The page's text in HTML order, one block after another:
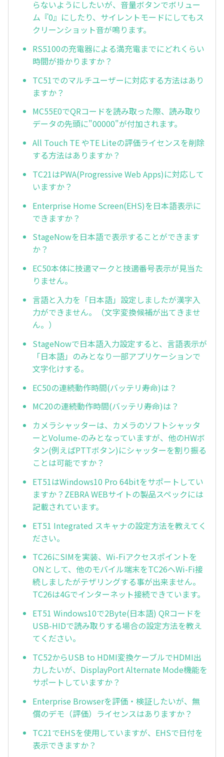
らないようにしたいが、音量ボタンでボリュー
ム『0』にしたり、サイレントモードにしてもス
クリーンショット音が鳴ります。
RS5100の充電器による満充電までにどれくらい
時間が掛かりますか？
TC51でのマルチユーザーに対応する方法はあり
ますか？
MC55E0でQRコードを読み取った際、読み取り
データの先頭に"00000"が付加されます。
All Touch TE やTE Liteの評価ライセンスを削除
する方法はありますか？
TC21はPWA(Progressive Web Apps)に対応して
いますか？
Enterprise Home Screen(EHS)を日本語表示に
できますか？
StageNowを日本語で表示することができます
か？
EC50本体に技適マークと技適番号表示が見当た
りません。
言語と入力を「日本語」設定しましたが漢字入
力ができません。（文字変換候補が出てきませ
ん。）
StageNowで日本語入力設定すると、言語表示が
「日本語」のみとなり一部アプリケーションで
文字化けする。
EC50の連続動作時間(バッテリ寿命)は？
MC20の連続動作時間(バッテリ寿命)は？
カメラシャッターは、カメラのソフトシャッタ
ーとVolume-のみとなっていますが、他のHWボ
タン(例えばPTTボタン)にシャッターを割り振る
ことは可能ですか？
ET51はWindows10 Pro 64bitをサポートしてい
ますか？ZEBRA WEBサイトの製品スペックには
記載されています。
ET51 Integrated スキャナの設定方法を教えてく
ださい。
TC26にSIMを実装、Wi-Fiアクセスポイントを
ONとして、他のモバイル端末をTC26へWi-Fi接
続しましたがテザリングする事が出来ません。
TC26は4Gでインターネット接続できています。
ET51 Windows10で2Byte(日本語) QRコードを
USB-HIDで読み取りする場合の設定方法を教え
てください。
TC52からUSB to HDMI変換ケーブルでHDMI出
力したいが、DisplayPort Alternate Mode機能を
サポートしていますか？
Enterprise Browserを評価・検証したいが、無
償のデモ（評価）ライセンスはありますか？
TC21でEHSを使用していますが、EHSで日付を
表示できますか？